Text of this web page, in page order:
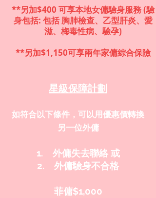
**另加$400 可享本地女傭驗身服務 (驗
身包括: 包括 胸肺檢查、乙型肝炎、愛
滋、梅毒性病、驗孕)
**另加$1,150可享兩年家傭綜合保險
星級保障計劃
如符合以下條件，可以用優惠價轉換
另一位外傭
1. 外傭失去聯絡 或
2. 外傭驗身不合格
菲傭$1,000